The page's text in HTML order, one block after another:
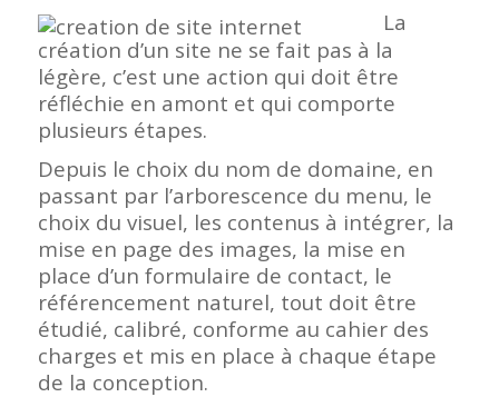
La
création d’un site ne se fait pas à la
légère, c’est une action qui doit être
réfléchie en amont et qui comporte
plusieurs étapes.
Depuis le choix du nom de domaine, en
passant par l’arborescence du menu, le
choix du visuel, les contenus à intégrer, la
mise en page des images, la mise en
place d’un formulaire de contact, le
référencement naturel, tout doit être
étudié, calibré, conforme au cahier des
charges et mis en place à chaque étape
de la conception.